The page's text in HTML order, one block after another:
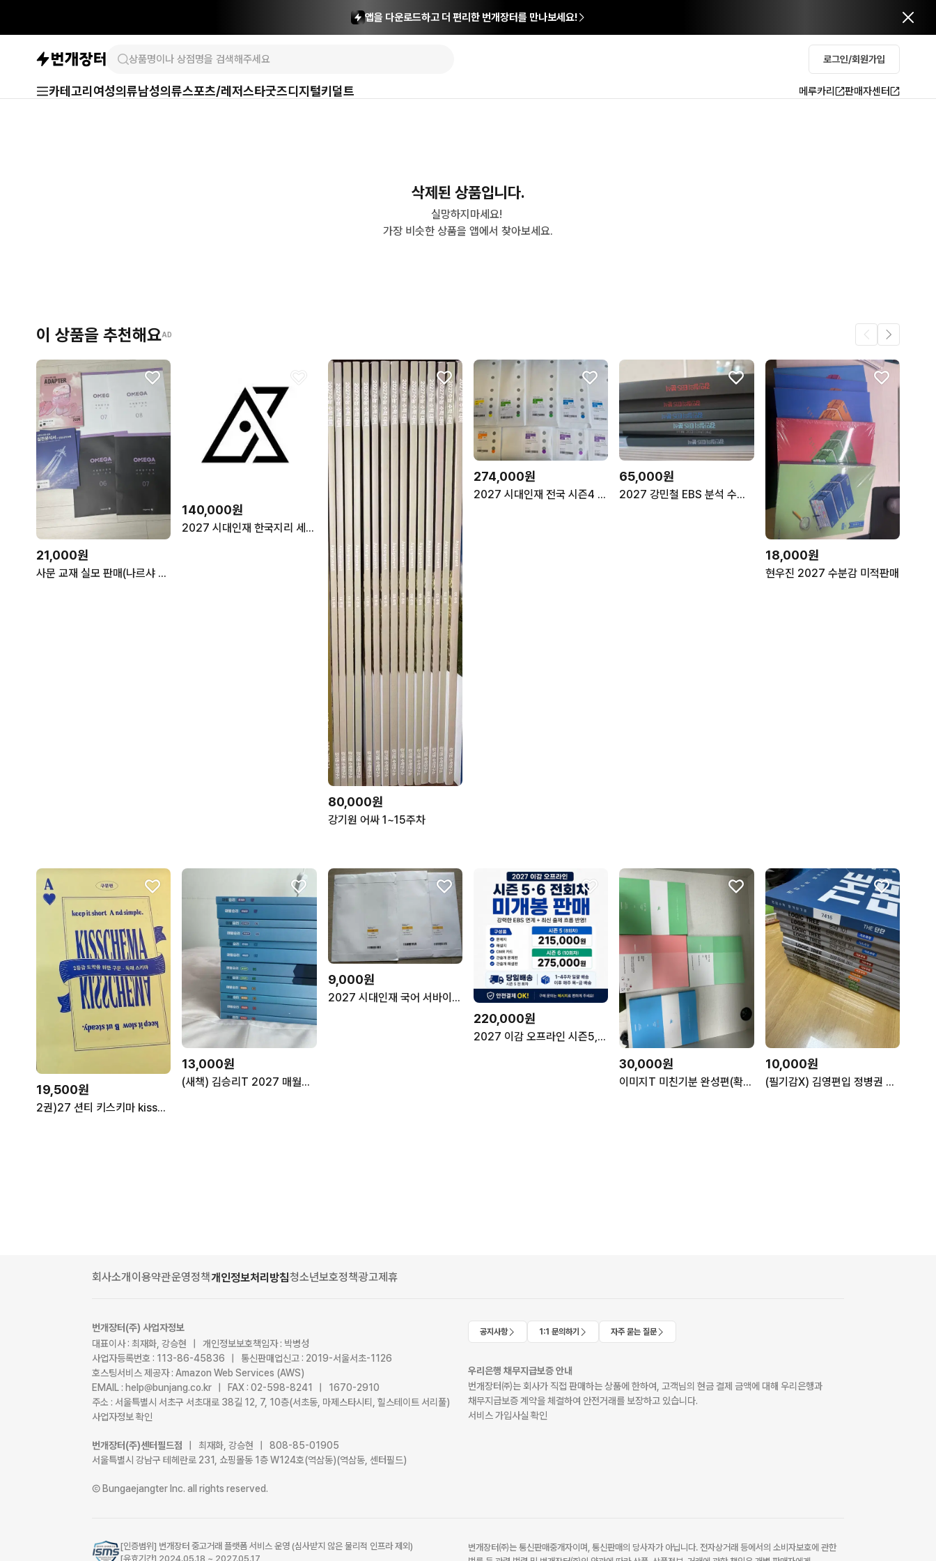
앱을 다운로드하고 더 편리한 번개장터를 만나보세요!
로그인/회원가입
카테고리 여성의류남성의류스포츠/레저스타굿즈디지털키덜트 메루카리 판매자센터
삭제된 상품입니다.
실망하지마세요!
가장 비슷한 상품을 앱에서 찾아보세요.
이 상품을 추천해요AD
21,000원
사문 교재 실모 판매(나르샤 어댑터 n제,실전분석서, 오메가모의고사+오메가블랙) 사회문화
140,000원
2027 시대인재 한국지리 세계지리 플로우/리바이벌/서바이벌
80,000원
강기원 어싸 1~15주차
274,000원
2027 시대인재 전국 시즌4 국어 수학 영어 사탐 과탐 서바이벌
65,000원
2027 강민철 EBS 분석 수특 문학, 독서 //2027 사회문화 윤성훈 m-skill 팝니다
18,000원
현우진 2027 수분감 미적판매
19,500원
2권)27 션티 키스키마 kisschema
13,000원
(새책) 김승리T 2027 매월승리 2호~7호
9,000원
2027 시대인재 국어 서바이벌, 시대 유신T 시즌3 본교재
220,000원
2027 이감 오프라인 시즌5, 6 (파이널 시즌1, 2) 국어 모의고사
30,000원
이미지T 미친기분 완성편(확통,수1,수2) 새상품
10,000원
(필기감X) 김영편입 정병권 로직트리(LOGIC TREE), 장황수학 THE 단단 1200제
회사소개이용약관운영정책개인정보처리방침청소년보호정책광고제휴
번개장터(주) 사업자정보
대표이사 : 최재화, 강승현 | 개인정보보호책임자 : 박병성
사업자등록번호 : 113-86-45836 | 통신판매업신고 : 2019-서울서초-1126
호스팅서비스 제공자 : Amazon Web Services (AWS)
EMAIL : help@bunjang.co.kr | FAX : 02-598-8241 | 1670-2910
주소 : 서울특별시 서초구 서초대로 38길 12, 7, 10층(서초동, 마제스타시티, 힐스테이트 서리풀)
사업자정보 확인
번개장터(주)센터필드점
| 최재화, 강승현 | 808-85-01905
서울특별시 강남구 테헤란로 231, 쇼핑몰동 1층 W124호(역삼동)(역삼동, 센터필드)
Ⓒ Bungaejangter Inc. all rights reserved.
공지사항 1:1 문의하기 자주 묻는 질문
우리은행 채무지급보증 안내
번개장터㈜는 회사가 직접 판매하는 상품에 한하여, 고객님의 현금 결제 금액에 대해 우리은행과
채무지급보증 계약을 체결하여 안전거래를 보장하고 있습니다.
서비스 가입사실 확인
[인증범위] 번개장터 중고거래 플랫폼 서비스 운영 (심사받지 않은 물리적 인프라 제외)
[유효기간] 2024.05.18 ~ 2027.05.17
번개장터㈜는 통신판매중개자이며, 통신판매의 당사자가 아닙니다. 전자상거래 등에서의 소비자보호에 관한